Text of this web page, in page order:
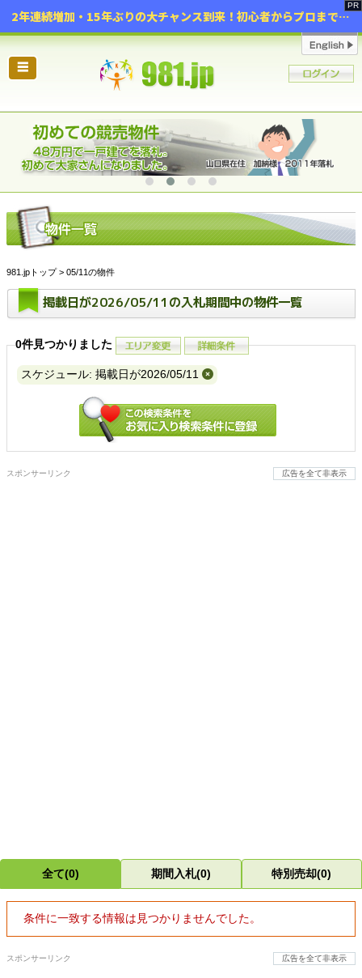
2年連続増加・15年ぶりの大チャンス到来！初心者からプロまで網羅する「競売不動産・超実践投資セミナー」♦神奈川県 横浜 in 神奈川
☰
981.jpトップ> 05/11の物件
掲載日が2026/05/11の入札期間中の物件一覧
0件見つかりました
スケジュール: 掲載日が2026/05/11
スポンサーリンク 広告を全て非表示
全て(0) 期間入札(0) 特別売却(0)
条件に一致する情報は見つかりませんでした。
スポンサーリンク 広告を全て非表示